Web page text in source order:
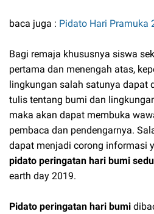
baca juga : Pidato Hari Pramuka
Bagi remaja khususnya siswa
pertama dan menengah atas,
lingkungan salah satunya dapat
tulis tentang bumi dan
maka akan dapat membuka
pembaca dan pendengarnya.
dapat menjadi corong informasi
pidato peringatan hari bumi
earth day 2019.
Pidato peringatan hari bumi